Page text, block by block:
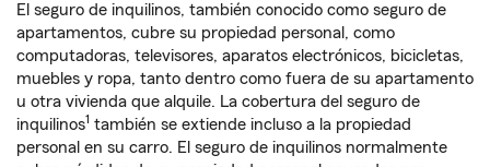
El seguro de inquilinos, también conocido como seguro de
apartamentos, cubre su propiedad personal, como
computadoras, televisores, aparatos electrónicos, bicicletas,
muebles y ropa, tanto dentro como fuera de su apartamento
u otra vivienda que alquile. La cobertura del seguro de
inquilinos1 también se extiende incluso a la propiedad
personal en su carro. El seguro de inquilinos normalmente